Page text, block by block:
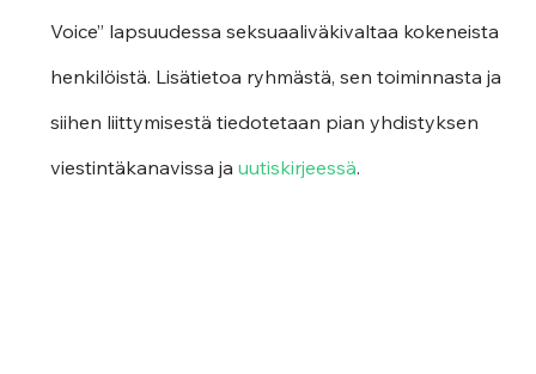
Voice” lapsuudessa seksuaaliväkivaltaa kokeneista
henkilöistä. Lisätietoa ryhmästä, sen toiminnasta ja
siihen liittymisestä tiedotetaan pian yhdistyksen
viestintäkanavissa ja uutiskirjeessä.